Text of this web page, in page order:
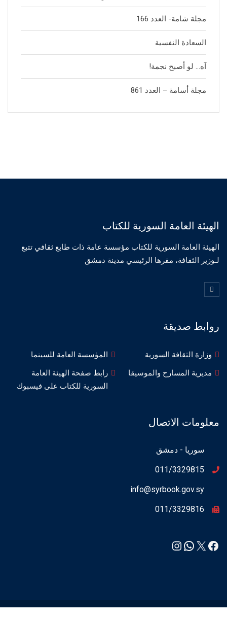
مجلة شامة- العدد 166
السعادة النفسية
آه… لو أصبح نجمة!
مجلة أسامة – العدد 861
الهيئة العامة السورية للكتاب
الهيئة العامة السورية للكتاب مؤسسة عامة ذات طابع ثقافي تتبع
لـوزير الثقافة، مقرها الرئيسي مدينة دمشق
روابط صديقة
وزارة الثقافة السورية
المؤسسة العامة للسينما
مديرية المسارح والموسيقا
رابط صفحة الهيئة العامة
السورية للكتاب على فيسبوك
معلومات الاتصال
سوريا - دمشق
011/3329815
info@syrbook.gov.sy
011/3329816
Facebook
X
WhatsApp